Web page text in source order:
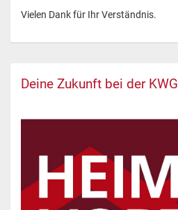
Vielen Dank für Ihr Verständnis.
Deine Zukunft bei der KWG